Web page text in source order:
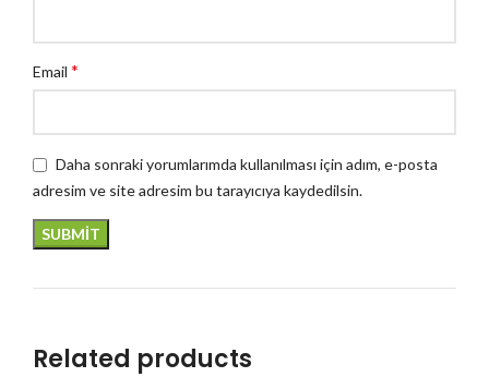
Email *
Daha sonraki yorumlarımda kullanılması için adım, e-posta
adresim ve site adresim bu tarayıcıya kaydedilsin.
Related products